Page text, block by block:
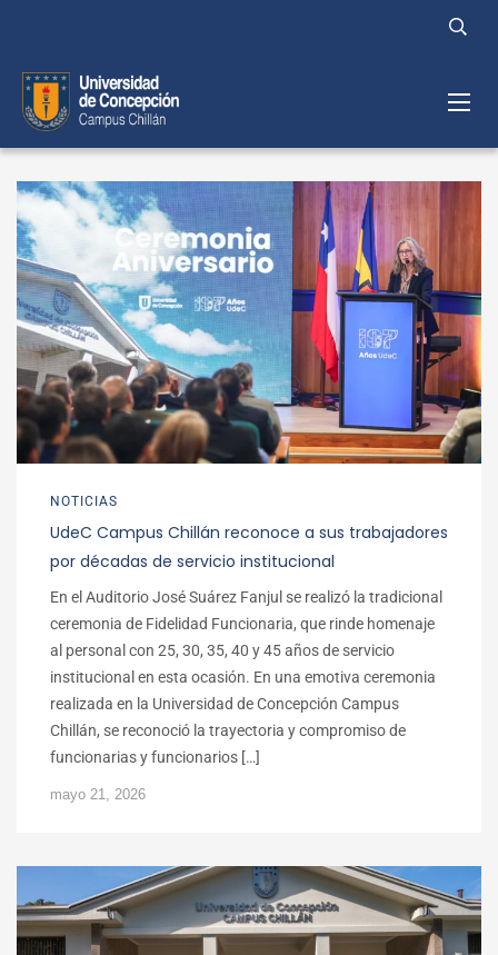
NOTICIAS
UdeC Campus Chillán reconoce a sus trabajadores
por décadas de servicio institucional
En el Auditorio José Suárez Fanjul se realizó la tradicional
ceremonia de Fidelidad Funcionaria, que rinde homenaje
al personal con 25, 30, 35, 40 y 45 años de servicio
institucional en esta ocasión. En una emotiva ceremonia
realizada en la Universidad de Concepción Campus
Chillán, se reconoció la trayectoria y compromiso de
funcionarias y funcionarios […]
mayo 21, 2026